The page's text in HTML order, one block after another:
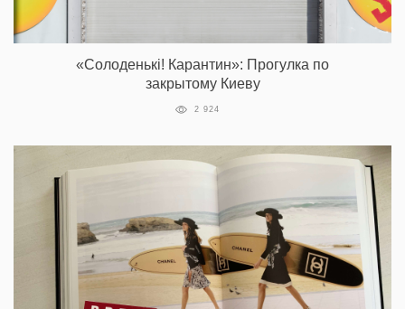
«Солоденькi! Карантин»: Прогулка по
закрытому Киеву
2 924